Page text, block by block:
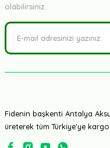
olabilirsiniz.
Fidenin başkenti Antalya
üreterek tüm Türkiye'ye